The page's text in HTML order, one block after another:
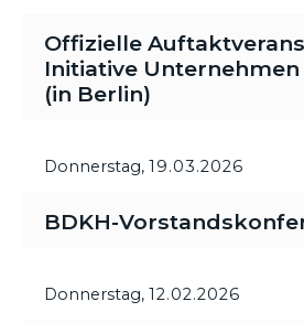
Offizielle
Initiative
(in Berlin)
Donnerstag, 19.03.2026
BDKH-
Donnerstag, 12.02.2026